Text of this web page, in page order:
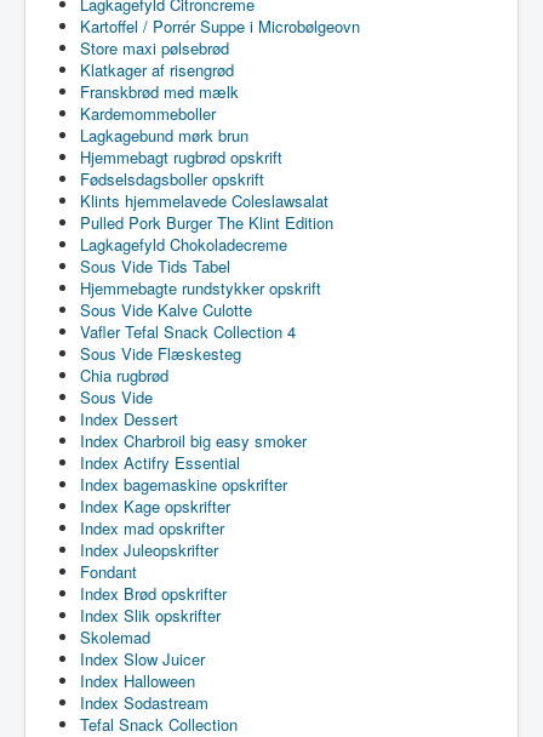
Kartoffel / Porrér Suppe i Microbølgeovn
Store maxi pølsebrød
Klatkager af risengrød
Franskbrød med mælk
Kardemommeboller
Lagkagebund mørk brun
Hjemmebagt rugbrød opskrift
Fødselsdagsboller opskrift
Klints hjemmelavede Coleslawsalat
Pulled Pork Burger The Klint Edition
Lagkagefyld Chokoladecreme
Sous Vide Tids Tabel
Hjemmebagte rundstykker opskrift
Sous Vide Kalve Culotte
Vafler Tefal Snack Collection 4
Sous Vide Flæskesteg
Chia rugbrød
Sous Vide
Index Dessert
Index Charbroil big easy smoker
Index Actifry Essential
Index bagemaskine opskrifter
Index Kage opskrifter
Index mad opskrifter
Index Juleopskrifter
Fondant
Index Brød opskrifter
Index Slik opskrifter
Skolemad
Index Slow Juicer
Index Halloween
Index Sodastream
Tefal Snack Collection